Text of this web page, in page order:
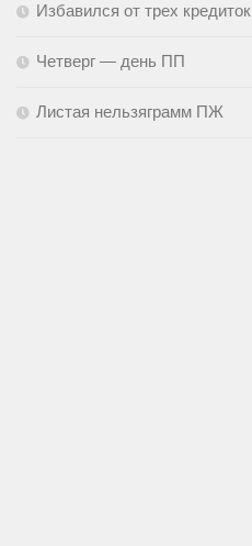
Избавился от трех кредиток
Четверг — день ПП
Листая нельзяграмм ПЖ